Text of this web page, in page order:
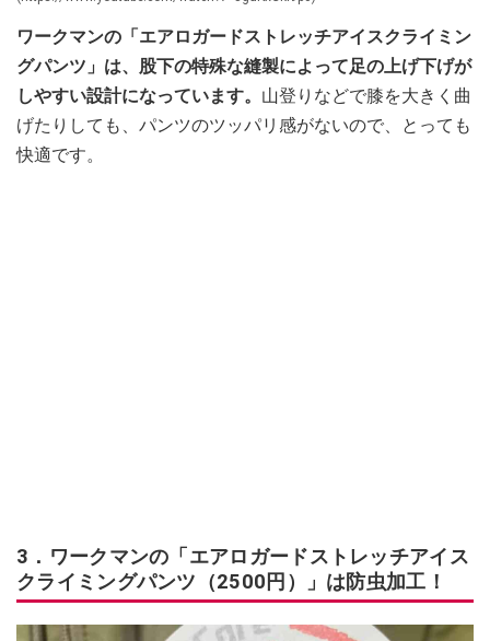
ワークマンの「エアロガードストレッチアイスクライミン
グパンツ」は、股下の特殊な縫製によって足の上げ下げが
しやすい設計になっています。 山登りなどで膝を大きく曲
げたりしても、パンツのツッパリ感がないので、とっても
快適です。
3．ワークマンの「エアロガードストレッチアイス
クライミングパンツ（2500円）」は防虫加工！